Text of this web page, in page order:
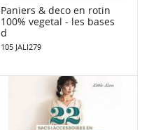
Paniers & deco en rotin
100% vegetal - les bases
d
105 JALI279